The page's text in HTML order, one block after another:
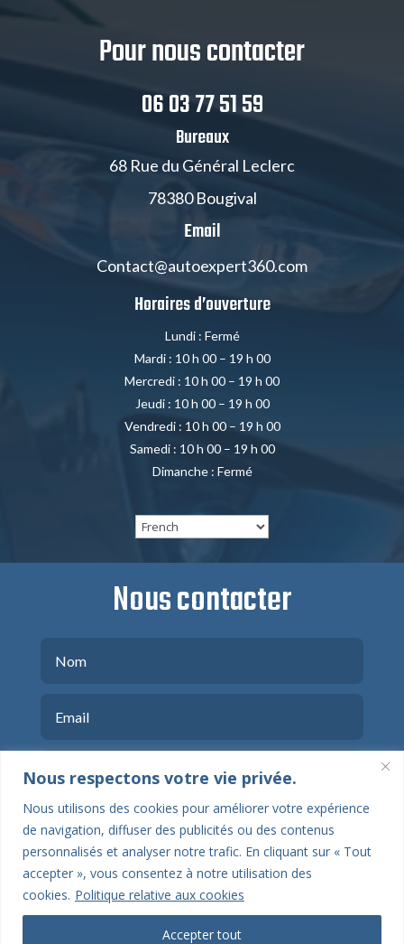
Nous respectons votre vie privée.
Nous utilisons des cookies pour améliorer votre expérience
de navigation, diffuser des publicités ou des contenus
personnalisés et analyser notre trafic. En cliquant sur « Tout
accepter », vous consentez à notre utilisation des
cookies. Politique relative aux cookies
Accepter tout
Pour nous contacter
06 03 77 51 59
Bureaux
68 Rue du Général Leclerc
78380 Bougival
Email
Contact@autoexpert360.com
Horaires d’ouverture
Lundi : Fermé
Mardi : 10 h 00 – 19 h 00
Mercredi : 10 h 00 – 19 h 00
Jeudi : 10 h 00 – 19 h 00
Vendredi : 10 h 00 – 19 h 00
Samedi : 10 h 00 – 19 h 00
Dimanche : Fermé
Nous contacter
ENVOYER